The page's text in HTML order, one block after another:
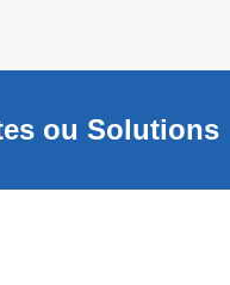
ou Solutions